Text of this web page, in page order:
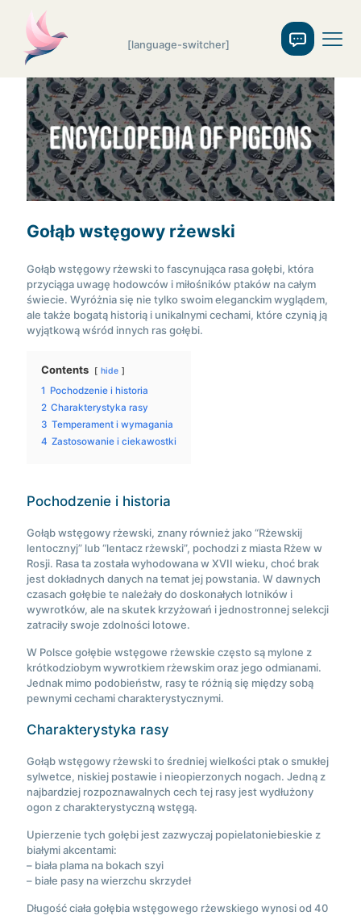
[language-switcher]
Gołąb wstęgowy rżewski
Gołąb wstęgowy rżewski to fascynująca rasa gołębi, która
przyciąga uwagę hodowców i miłośników ptaków na całym
świecie. Wyróżnia się nie tylko swoim eleganckim wyglądem,
ale także bogatą historią i unikalnymi cechami, które czynią ją
wyjątkową wśród innych ras gołębi.
Contents hide
1 Pochodzenie i historia
2 Charakterystyka rasy
3 Temperament i wymagania
4 Zastosowanie i ciekawostki
Pochodzenie i historia
Gołąb wstęgowy rżewski, znany również jako “Rżewskij
lentocznyj” lub “lentacz rżewski”, pochodzi z miasta Rżew w
Rosji. Rasa ta została wyhodowana w XVII wieku, choć brak
jest dokładnych danych na temat jej powstania. W dawnych
czasach gołębie te należały do doskonałych lotników i
wywrotków, ale na skutek krzyżowań i jednostronnej selekcji
zatraciły swoje zdolności lotowe.
W Polsce gołębie wstęgowe rżewskie często są mylone z
krótkodziobym wywrotkiem rżewskim oraz jego odmianami.
Jednak mimo podobieństw, rasy te różnią się między sobą
pewnymi cechami charakterystycznymi.
Charakterystyka rasy
Gołąb wstęgowy rżewski to średniej wielkości ptak o smukłej
sylwetce, niskiej postawie i nieopierzonych nogach. Jedną z
najbardziej rozpoznawalnych cech tej rasy jest wydłużony
ogon z charakterystyczną wstęgą.
Upierzenie tych gołębi jest zazwyczaj popielatoniebieskie z
białymi akcentami:
– biała plama na bokach szyi
– białe pasy na wierzchu skrzydeł
Długość ciała gołębia wstęgowego rżewskiego wynosi od 40